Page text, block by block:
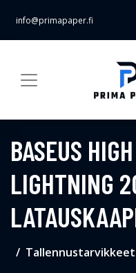
info@primapaper.fi
BASEUS
LIGHTNING
Tallennustarvikkeet